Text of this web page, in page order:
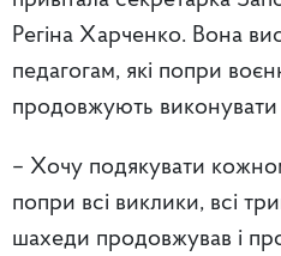
Регіна Харченко. Вона
педагогам, які попри
продовжують
– Хочу подякувати
попри всі виклики, всі
шахеди продовжував і